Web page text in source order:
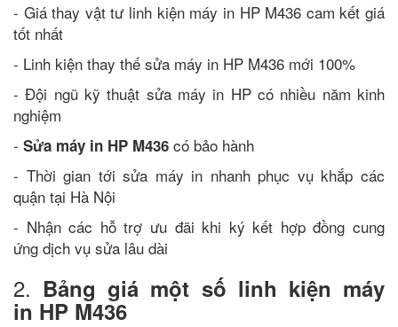
- Giá thay vật tư linh kiện máy in HP M436 cam kết giá
tốt nhất
- Linh kiện thay thế sửa máy in HP M436 mới 100%
- Đội ngũ kỹ thuật sửa máy in HP có nhiều năm kinh
nghiệm
- Sửa máy in HP M436 có bảo hành
- Thời gian tới sửa máy in nhanh phục vụ khắp các
quận tại Hà Nội
- Nhận các hỗ trợ ưu đãi khi ký kết hợp đồng cung
ứng dịch vụ sửa lâu dài
2. Bảng giá một số linh kiện máy
in HP M436